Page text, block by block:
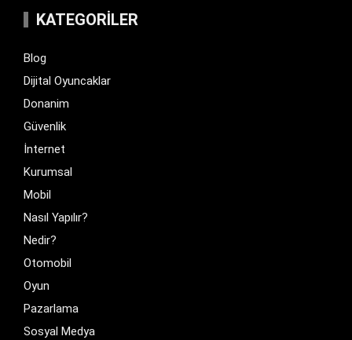
KATEGORILER
Blog
Dijital Oyuncaklar
Donanim
Güvenlik
İnternet
Kurumsal
Mobil
Nasıl Yapılır?
Nedir?
Otomobil
Oyun
Pazarlama
Sosyal Medya